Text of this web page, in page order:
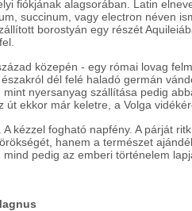
fiókjának alagsorában. Latin
succinum, vagy electron néven
borostyán egy részét
közepén - egy római lovag
dél felé haladó germán
mint nyersanyag szállítása pedig
út ekkor már keletre, a Volga
A kézzel fogható napfény. A párját
hanem a természet
pedig az emberi történelem